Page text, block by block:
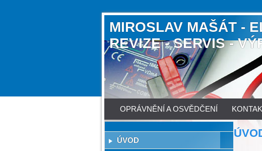
MIROSLAV MAŠÁT -
REVIZE - SERVIS -
OPRÁVNĚNÍ A OSVĚDČENÍ
ÚVOD